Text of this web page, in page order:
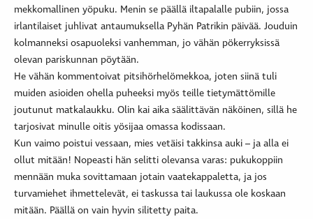
mekkomallinen yöpuku. Menin se päällä iltapalalle pubiin, jossa
irlantilaiset juhlivat antaumuksella Pyhän Patrikin päivää. Jouduin
kolmanneksi osapuoleksi vanhemman, jo vähän pökerryksissä
olevan pariskunnan pöytään.
He vähän kommentoivat pitsihörhelömekkoa, joten siinä tuli
muiden asioiden ohella puheeksi myös teille tietymättömille
joutunut matkalaukku. Olin kai aika säälittävän näköinen, sillä he
tarjosivat minulle oitis yösijaa omassa kodissaan.
Kun vaimo poistui vessaan, mies vetäisi takkinsa auki – ja alla ei
ollut mitään! Nopeasti hän selitti olevansa varas: pukukoppiin
mennään muka sovittamaan jotain vaatekappaletta, ja jos
turvamiehet ihmettelevät, ei taskussa tai laukussa ole koskaan
mitään. Päällä on vain hyvin silitetty paita.